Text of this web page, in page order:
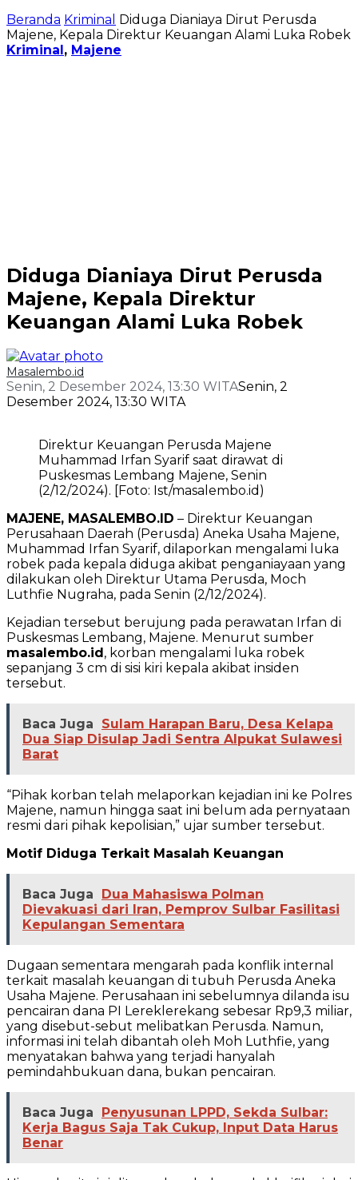
Beranda Kriminal Diduga Dianiaya Dirut Perusda
Majene, Kepala Direktur Keuangan Alami Luka Robek
Kriminal, Majene
Diduga Dianiaya Dirut Perusda
Majene, Kepala Direktur
Keuangan Alami Luka Robek
Masalembo.id
Senin, 2 Desember 2024, 13:30 WITASenin, 2
Desember 2024, 13:30 WITA
Direktur Keuangan Perusda Majene
Muhammad Irfan Syarif saat dirawat di
Puskesmas Lembang Majene, Senin
(2/12/2024). [Foto: Ist/masalembo.id)
MAJENE, MASALEMBO.ID – Direktur Keuangan
Perusahaan Daerah (Perusda) Aneka Usaha Majene,
Muhammad Irfan Syarif, dilaporkan mengalami luka
robek pada kepala diduga akibat penganiayaan yang
dilakukan oleh Direktur Utama Perusda, Moch
Luthfie Nugraha, pada Senin (2/12/2024).
Kejadian tersebut berujung pada perawatan Irfan di
Puskesmas Lembang, Majene. Menurut sumber
masalembo.id , korban mengalami luka robek
sepanjang 3 cm di sisi kiri kepala akibat insiden
tersebut.
Baca Juga
Sulam Harapan Baru, Desa Kelapa
Dua Siap Disulap Jadi Sentra Alpukat Sulawesi
Barat
“Pihak korban telah melaporkan kejadian ini ke Polres
Majene, namun hingga saat ini belum ada pernyataan
resmi dari pihak kepolisian,” ujar sumber tersebut.
Motif Diduga Terkait Masalah Keuangan
Baca Juga
Dua Mahasiswa Polman
Dievakuasi dari Iran, Pemprov Sulbar Fasilitasi
Kepulangan Sementara
Dugaan sementara mengarah pada konflik internal
terkait masalah keuangan di tubuh Perusda Aneka
Usaha Majene. Perusahaan ini sebelumnya dilanda isu
pencairan dana PI Lereklerekang sebesar Rp9,3 miliar,
yang disebut-sebut melibatkan Perusda. Namun,
informasi ini telah dibantah oleh Moh Luthfie, yang
menyatakan bahwa yang terjadi hanyalah
pemindahbukuan dana, bukan pencairan.
Baca Juga
Penyusunan LPPD, Sekda Sulbar:
Kerja Bagus Saja Tak Cukup, Input Data Harus
Benar